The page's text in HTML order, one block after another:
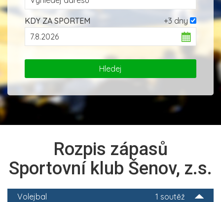
+3 dny
KDY ZA SPORTEM
Rozpis zápasů
Sportovní klub Šenov, z.s.
1 soutěž
Volejbal